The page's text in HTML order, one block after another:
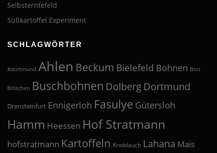
Selbsterntefeld
Süßkartoffel Experiment
SCHLAGWÖRTER
#dortmund Ahlen Beckum Bielefeld Bohnen Brot
Brötchen Buschbohnen Dolberg Dortmund
Drensteinfurt Ennigerloh Fasulye Gütersloh
Hamm Heessen Hof Stratmann
hofstratmann Kartoffeln Knoblauch Lahana Mais